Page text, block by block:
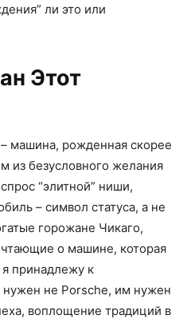
ли это или
Этот
машина, рожденная скорее
из безусловного желания
“элитной” ниши,
– символ статуса, а не
горожане Чикаго,
о машине, которая
я принадлежу к
не Porsche, им нужен
воплощение традиций в